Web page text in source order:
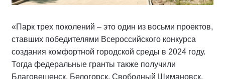
«Парк трех поколений – это один из восьми проектов,
ставших победителями Всероссийского конкурса
создания комфортной городской среды в 2024 году.
Тогда федеральные гранты также получили
Благовещенск, Белогорск, Свободный Шимановск,